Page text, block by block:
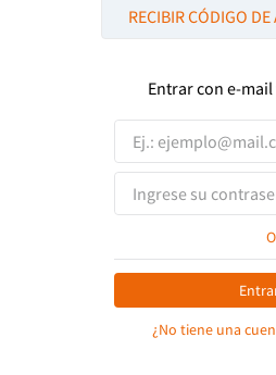
RECIBIR CÓDIGO
Entrar con e-
¿No tiene una